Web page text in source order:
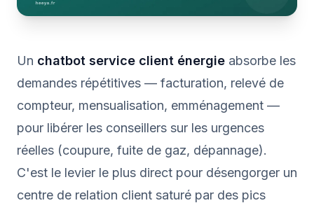
Un chatbot service client énergie absorbe les
demandes répétitives — facturation, relevé de
compteur, mensualisation, emménagement —
pour libérer les conseillers sur les urgences
réelles (coupure, fuite de gaz, dépannage).
C'est le levier le plus direct pour désengorger un
centre de relation client saturé par des pics